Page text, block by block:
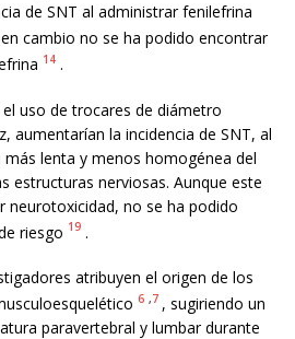
de SNT al administrar fenilefrina
cambio no se ha podido encontrar
14 .
uso de trocares de diámetro
aumentarían la incidencia de SNT, al
lenta y menos homogénea del
estructuras nerviosas. Aunque este
neurotoxicidad, no se ha podido
riesgo 19 .
atribuyen el origen de los
6 ,7 , sugiriendo un
paravertebral y lumbar durante